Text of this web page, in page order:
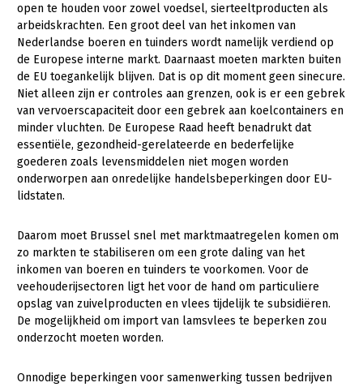
Dier
Biologische Landbouw
Geitenhouderij
Kalverhouderij
Konijnenhouderij
Melkveehouderij
Paardenhouderij
Schapenhouderij
Varkenshouderij
Vleesveehouderij
Plant
Akkerbouw
open te houden voor zowel voedsel, sierteeltproducten als
arbeidskrachten. Een groot deel van het inkomen van
Nederlandse boeren en tuinders wordt namelijk verdiend op
de Europese interne markt. Daarnaast moeten markten buiten
de EU toegankelijk blijven. Dat is op dit moment geen sinecure.
Niet alleen zijn er controles aan grenzen, ook is er een gebrek
van vervoerscapaciteit door een gebrek aan koelcontainers en
minder vluchten. De Europese Raad heeft benadrukt dat
essentiële, gezondheid-gerelateerde en bederfelijke
goederen zoals levensmiddelen niet mogen worden
onderworpen aan onredelijke handelsbeperkingen door EU-
lidstaten.
Daarom moet Brussel snel met marktmaatregelen komen om
zo markten te stabiliseren om een grote daling van het
inkomen van boeren en tuinders te voorkomen. Voor de
veehouderijsectoren ligt het voor de hand om particuliere
opslag van zuivelproducten en vlees tijdelijk te subsidiëren.
De mogelijkheid om import van lamsvlees te beperken zou
onderzocht moeten worden.
Onnodige beperkingen voor samenwerking tussen bedrijven